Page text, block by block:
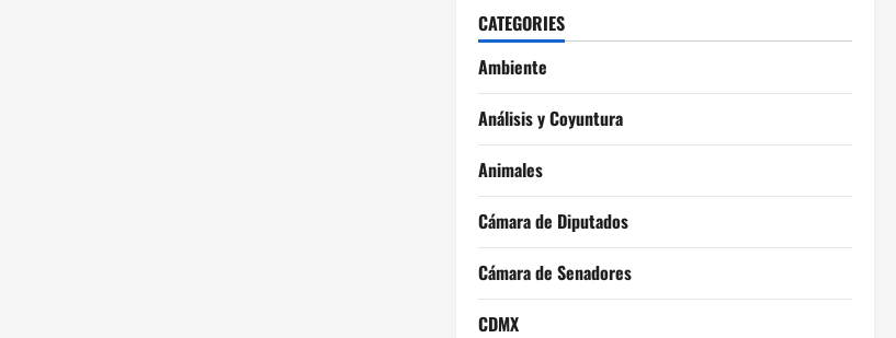
CATEGORIES
Ambiente
Análisis y Coyuntura
Animales
Cámara de Diputados
Cámara de Senadores
CDMX